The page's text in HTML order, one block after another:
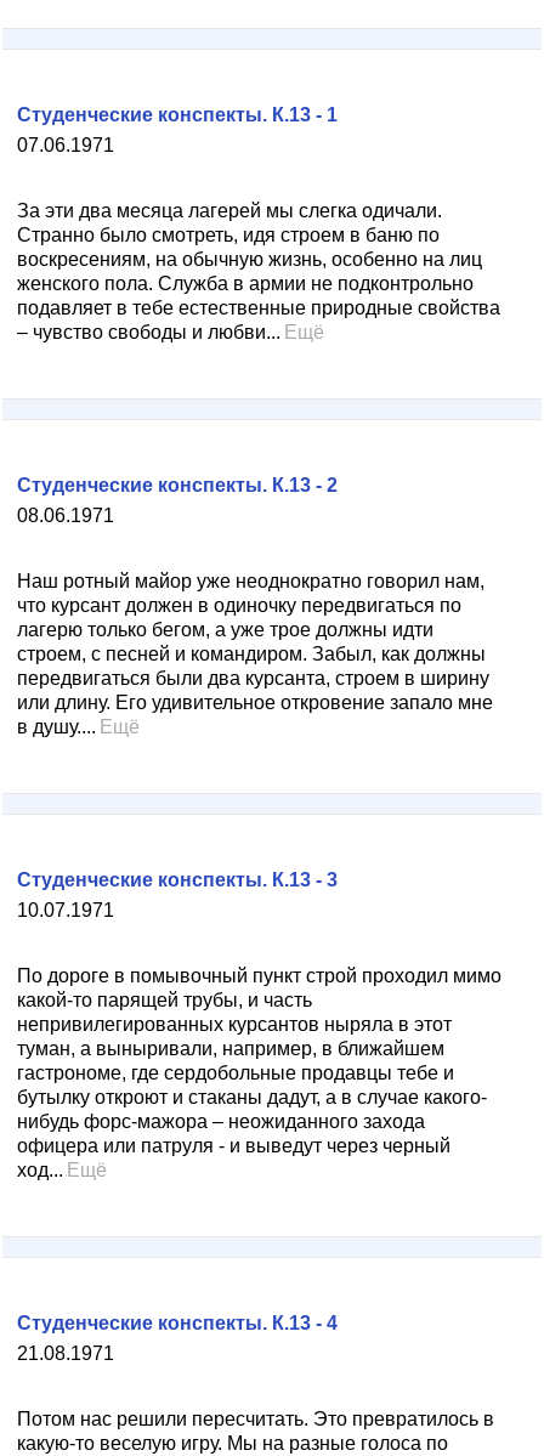
07.06.1971
Студенческие конспекты. К.13 - 1
За эти два месяца лагерей мы слегка одичали.
Странно было смотреть, идя строем в баню по
воскресениям, на обычную жизнь, особенно на лиц
женского пола. Служба в армии не подконтрольно
подавляет в тебе естественные природные свойства
– чувство свободы и любви... Ещё
08.06.1971
Студенческие конспекты. К.13 - 2
Наш ротный майор уже неоднократно говорил нам,
что курсант должен в одиночку передвигаться по
лагерю только бегом, а уже трое должны идти
строем, с песней и командиром. Забыл, как должны
передвигаться были два курсанта, строем в ширину
или длину. Его удивительное откровение запало мне
в душу.... Ещё
10.07.1971
Студенческие конспекты. К.13 - 3
По дороге в помывочный пункт строй проходил мимо
какой-то парящей трубы, и часть
непривилегированных курсантов ныряла в этот
туман, а выныривали, например, в ближайшем
гастрономе, где сердобольные продавцы тебе и
бутылку откроют и стаканы дадут, а в случае какого-
нибудь форс-мажора – неожиданного захода
офицера или патруля - и выведут через черный
ход... Ещё
21.08.1971
Студенческие конспекты. К.13 - 4
Потом нас решили пересчитать. Это превратилось в
какую-то веселую игру. Мы на разные голоса по